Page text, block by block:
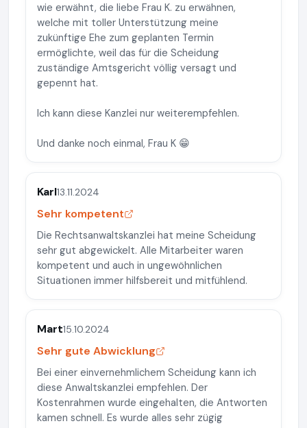
wie erwähnt, die liebe Frau K. zu erwähnen,
welche mit toller Unterstützung meine
zukünftige Ehe zum geplanten Termin
ermöglichte, weil das für die Scheidung
zuständige Amtsgericht völlig versagt und
gepennt hat.
Ich kann diese Kanzlei nur weiterempfehlen.
Und danke noch einmal, Frau K 😁
Karl13.11.2024
Sehr kompetent
Die Rechtsanwaltskanzlei hat meine Scheidung
sehr gut abgewickelt. Alle Mitarbeiter waren
kompetent und auch in ungewöhnlichen
Situationen immer hilfsbereit und mitfühlend.
Mart15.10.2024
Sehr gute Abwicklung
Bei einer einvernehmlichem Scheidung kann ich
diese Anwaltskanzlei empfehlen. Der
Kostenrahmen wurde eingehalten, die Antworten
kamen schnell. Es wurde alles sehr zügig